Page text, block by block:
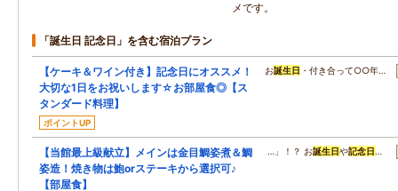
メです。
「誕生日 記念日」を含む宿泊プラン
【ケーキ＆ワイン付き】記念日にオススメ！
大切な1日をお祝いします☆お部屋食◎【ス
タンダード料理】
ポイントUP
お誕生日 ・付き合って○○年…
【当館最上級献立】メインは金目鯛姿煮＆鯛
姿造！焼き物は鮑orステーキから選択可♪
【部屋食】
…」！？ お誕生日や記念日 …